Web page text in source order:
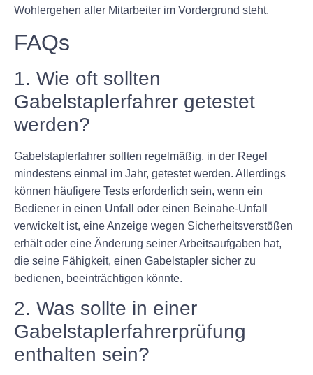
Wohlergehen aller Mitarbeiter im Vordergrund steht.
FAQs
1. Wie oft sollten
Gabelstaplerfahrer getestet
werden?
Gabelstaplerfahrer sollten regelmäßig, in der Regel
mindestens einmal im Jahr, getestet werden. Allerdings
können häufigere Tests erforderlich sein, wenn ein
Bediener in einen Unfall oder einen Beinahe-Unfall
verwickelt ist, eine Anzeige wegen Sicherheitsverstößen
erhält oder eine Änderung seiner Arbeitsaufgaben hat,
die seine Fähigkeit, einen Gabelstapler sicher zu
bedienen, beeinträchtigen könnte.
2. Was sollte in einer
Gabelstaplerfahrerprüfung
enthalten sein?